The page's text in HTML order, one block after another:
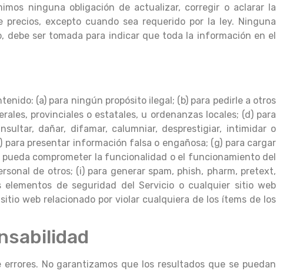
ninguna obligación de actualizar, corregir o aclarar la
excepto cuando sea requerido por la ley. Ninguna
ser tomada para indicar que toda la información en el
(a) para ningún propósito ilegal; (b) para pedirle a otros
provinciales o estatales, u ordenanzas locales; (d) para
dañar, difamar, calumniar, desprestigiar, intimidar o
presentar información falsa o engañosa; (g) para cargar
comprometer la funcionalidad o el funcionamiento del
de otros; (i) para generar spam, phish, pharm, pretext,
de seguridad del Servicio o cualquier sitio web
web relacionado por violar cualquiera de los ítems de los
No garantizamos que los resultados que se puedan